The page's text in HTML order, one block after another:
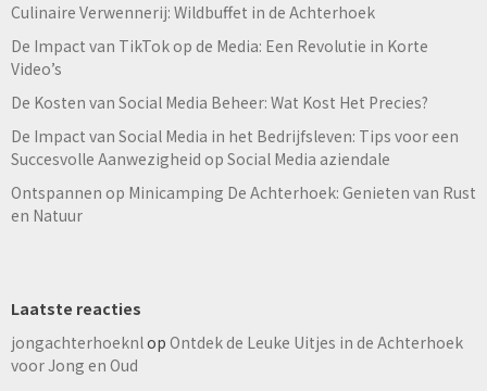
Culinaire Verwennerij: Wildbuffet in de Achterhoek
De Impact van TikTok op de Media: Een Revolutie in Korte
Video’s
De Kosten van Social Media Beheer: Wat Kost Het Precies?
De Impact van Social Media in het Bedrijfsleven: Tips voor een
Succesvolle Aanwezigheid op Social Media aziendale
Ontspannen op Minicamping De Achterhoek: Genieten van Rust
en Natuur
Laatste reacties
jongachterhoeknlop Ontdek de Leuke Uitjes in de Achterhoek
voor Jong en Oud